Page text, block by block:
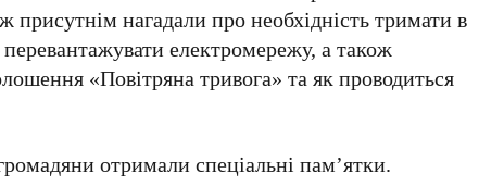
присутнім нагадали про необхідність тримати в
електромережу, а також
«Повітряна тривога» та як проводиться
отримали спеціальні пам’ятки.